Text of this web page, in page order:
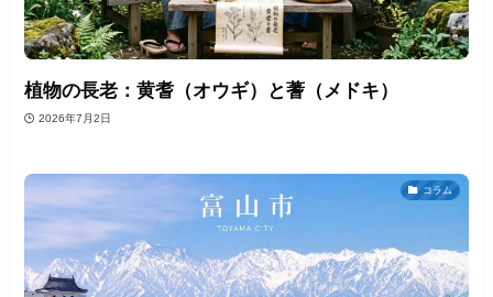
植物の長老：黄耆（オウギ）と蓍（メドキ）
2026年7月2日
コラム